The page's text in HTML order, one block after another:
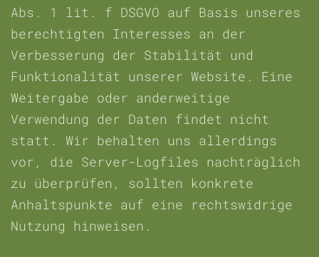
Abs. 1 lit. f DSGVO auf Basis unseres
berechtigten Interesses an der
Verbesserung der Stabilität und
Funktionalität unserer Website. Eine
Weitergabe oder anderweitige
Verwendung der Daten findet nicht
statt. Wir behalten uns allerdings
vor, die Server-Logfiles nachträglich
zu überprüfen, sollten konkrete
Anhaltspunkte auf eine rechtswidrige
Nutzung hinweisen.